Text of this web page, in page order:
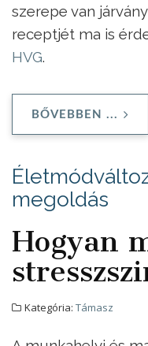
szerepe van
receptjét ma is
HVG.
BŐVEBBEN ...
megoldás
Hogyan
Kategória: Támasz